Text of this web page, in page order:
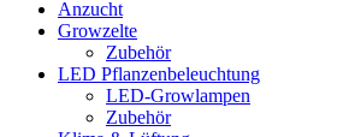
Anzucht
Growzelte
Zubehör
LED Pflanzenbeleuchtung
LED-Growlampen
Zubehör